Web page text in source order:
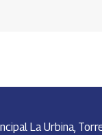
La Urbina,